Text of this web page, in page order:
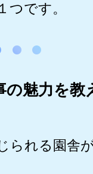
つです。
の魅力を教
られる園舎